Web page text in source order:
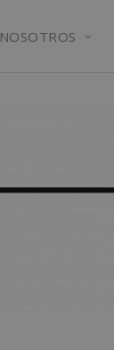
NOSOTROS